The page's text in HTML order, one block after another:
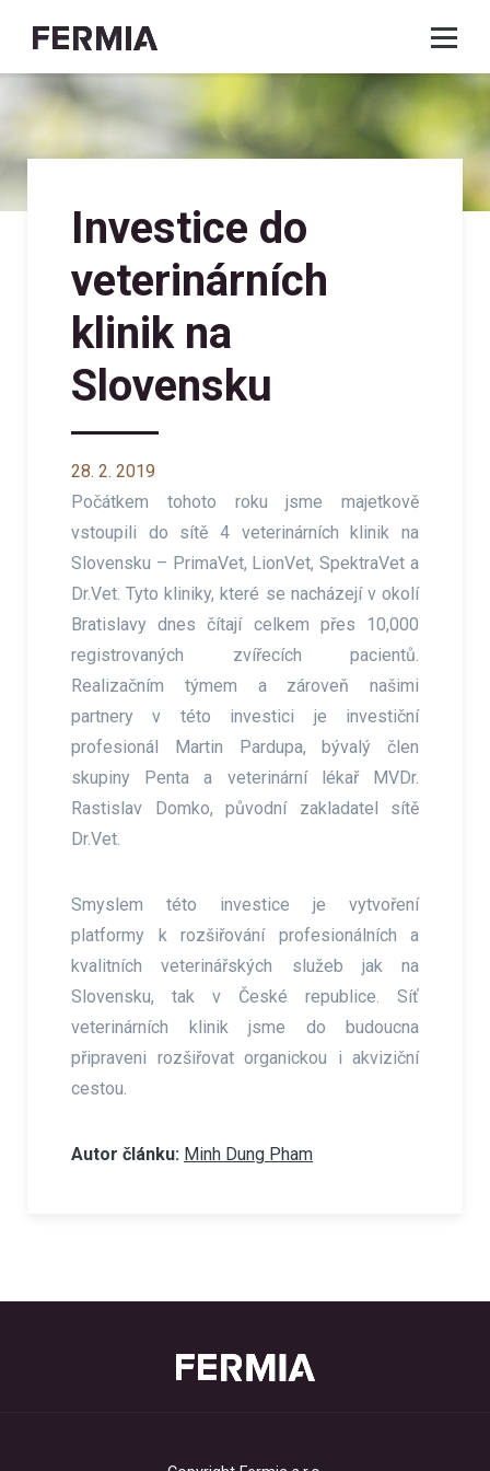
Investice do
veterinárních
klinik na
Slovensku
28. 2. 2019
Počátkem tohoto roku jsme majetkově
vstoupili do sítě 4 veterinárních klinik na
Slovensku – PrimaVet, LionVet, SpektraVet a
Dr.Vet. Tyto kliniky, které se nacházejí v okolí
Bratislavy dnes čítají celkem přes 10,000
registrovaných zvířecích pacientů.
Realizačním týmem a zároveň našimi
partnery v této investici je investiční
profesionál Martin Pardupa, bývalý člen
skupiny Penta a veterinární lékař MVDr.
Rastislav Domko, původní zakladatel sítě
Dr.Vet.
Smyslem této investice je vytvoření
platformy k rozšiřování profesionálních a
kvalitních veterinářských služeb jak na
Slovensku, tak v České republice. Síť
veterinárních klinik jsme do budoucna
připraveni rozšiřovat organickou i akviziční
cestou.
Autor článku: Minh Dung Pham